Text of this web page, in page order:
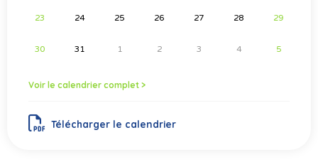
23 24 25 26 27 28 29
30 31 1 2 3 4 5
Voir le calendrier complet >
Télécharger le calendrier